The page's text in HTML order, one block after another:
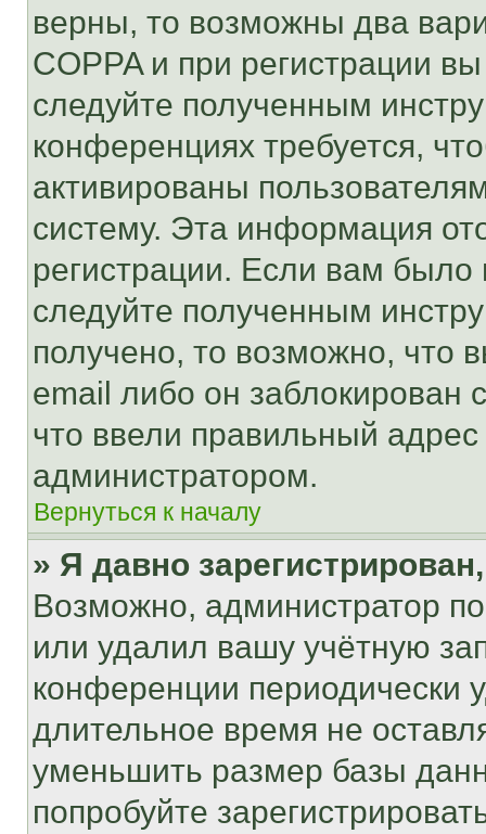
верны, то возможны два
COPPA и при регистрации
следуйте полученным
конференциях требуется,
активированы
систему. Эта информация
регистрации. Если вам
следуйте полученным
получено, то возможно, что
email либо он
что ввели правильный адрес
администратором.
Вернуться к началу
» Я давно
Возможно, администратор
или удалил вашу учётную
конференции периодически
длительное время не
уменьшить размер базы
попробуйте